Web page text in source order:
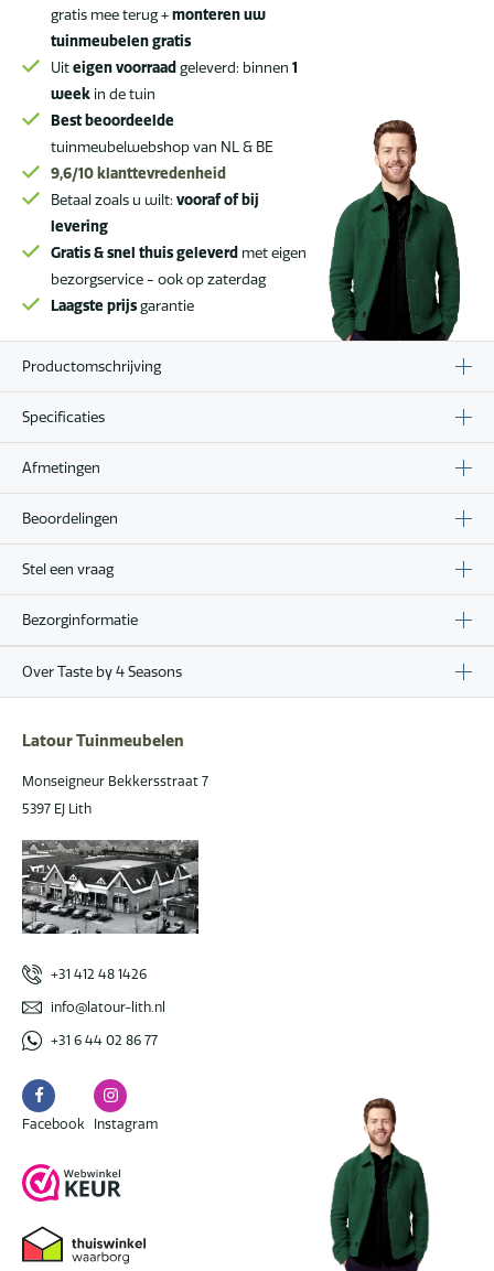
tafel
met
geprint
keramisch
blad
240
105
cm
SALE
aantal
gratis mee terug +monteren uw
tuinmeubelen gratis
Uiteigen voorraad geleverd: binnen 1
week in de tuin
Best beoordeelde
tuinmeubelwebshop van NL & BE
9,6/10 klanttevredenheid
Betaal zoals u wilt: vooraf of bij
levering
Gratis & snel thuis geleverd met eigen
bezorgservice - ook op zaterdag
Laagste prijsgarantie
Productomschrijving
Specificaties
Afmetingen
Beoordelingen
Stel een vraag
Bezorginformatie
Over Taste by 4 Seasons
Latour Tuinmeubelen
Monseigneur Bekkersstraat 7
5397 EJ Lith
+31 412 48 1426
info@latour-lith.nl
+31 6 44 02 86 77
Facebook
Facebook
Instagram
Instagram